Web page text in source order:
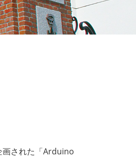
画された「Arduino